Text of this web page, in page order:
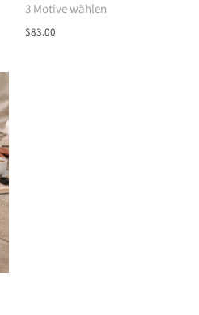
3 Motive wählen
$83.00